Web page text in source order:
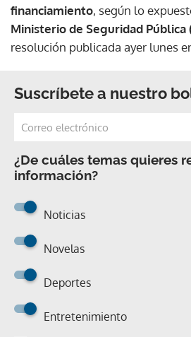
financiamiento, según lo
Ministerio de Seguridad Pública
resolución publicada ayer lunes
Suscríbete a nuestro
¿De cuáles temas quieres
información?
Noticias
Novelas
Deportes
Entretenimiento